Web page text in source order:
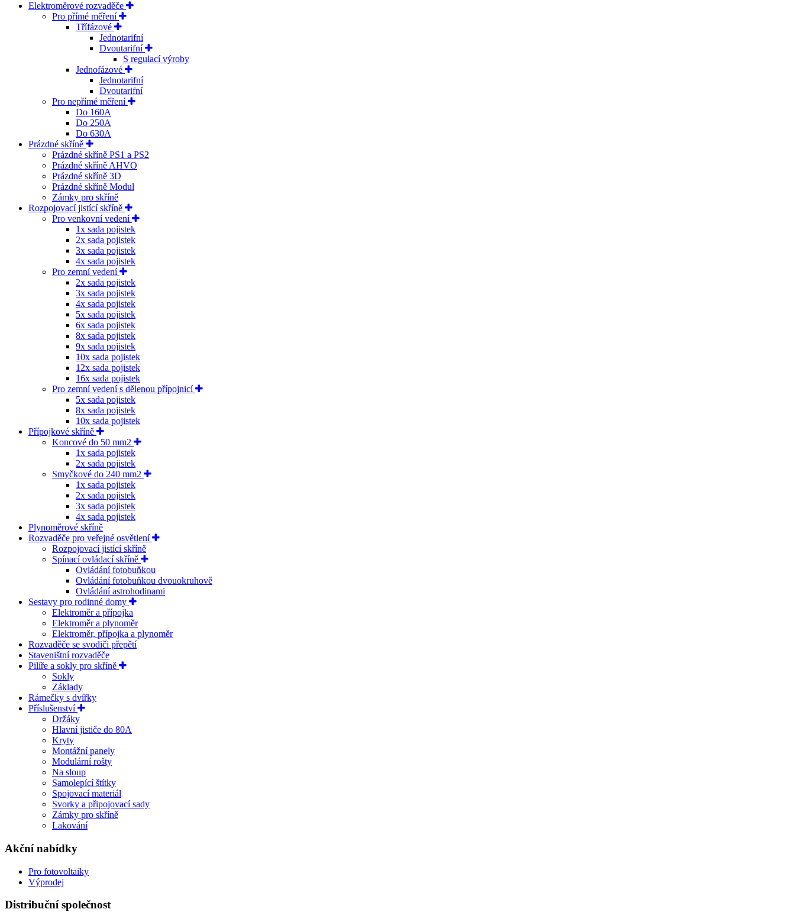
Elektroměrové rozvaděče
Pro přímé měření
Třífázové
Jednotarifní
Dvoutarifní
S regulací výroby
Jednofázové
Jednotarifní
Dvoutarifní
Pro nepřímé měření
Do 160A
Do 250A
Do 630A
Prázdné skříně
Prázdné skříně PS1 a PS2
Prázdné skříně AHVO
Prázdné skříně 3D
Prázdné skříně Modul
Zámky pro skříně
Rozpojovací jistící skříně
Pro venkovní vedení
1x sada pojistek
2x sada pojistek
3x sada pojistek
4x sada pojistek
Pro zemní vedení
2x sada pojistek
3x sada pojistek
4x sada pojistek
5x sada pojistek
6x sada pojistek
8x sada pojistek
9x sada pojistek
10x sada pojistek
12x sada pojistek
16x sada pojistek
Pro zemní vedení s dělenou přípojnicí
5x sada pojistek
8x sada pojistek
10x sada pojistek
Přípojkové skříně
Koncové do 50 mm2
1x sada pojistek
2x sada pojistek
Smyčkové do 240 mm2
1x sada pojistek
2x sada pojistek
3x sada pojistek
4x sada pojistek
Plynoměrové skříně
Rozvaděče pro veřejné osvětlení
Rozpojovací jistící skříně
Spínací ovládací skříně
Ovládání fotobuňkou
Ovládání fotobuňkou dvouokruhově
Ovládání astrohodinami
Sestavy pro rodinné domy
Elektroměr a přípojka
Elektroměr a plynoměr
Elektroměr, přípojka a plynoměr
Rozvaděče se svodiči přepětí
Staveništní rozvaděče
Pilíře a sokly pro skříně
Sokly
Základy
Rámečky s dvířky
Příslušenství
Držáky
Hlavní jističe do 80A
Kryty
Montážní panely
Modulární rošty
Na sloup
Samolepící štítky
Spojovací materiál
Svorky a připojovací sady
Zámky pro skříně
Lakování
Akční nabídky
Pro fotovoltaiky
Výprodej
Distribuční společnost